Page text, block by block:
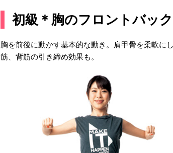
初級＊胸のフロントバッ
胸を前後に動かす基本的な動き。肩甲骨を柔軟に
筋、背筋の引き締め効果も。